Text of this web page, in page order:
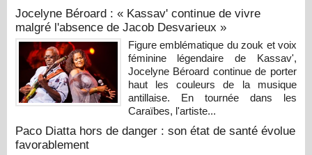
Jocelyne Béroard : « Kassav' continue de vivre
malgré l'absence de Jacob Desvarieux »
Figure emblématique du zouk et voix
féminine légendaire de Kassav',
Jocelyne Béroard continue de porter
haut les couleurs de la musique
antillaise. En tournée dans les
Caraïbes, l'artiste...
Paco Diatta hors de danger : son état de santé évolue
favorablement